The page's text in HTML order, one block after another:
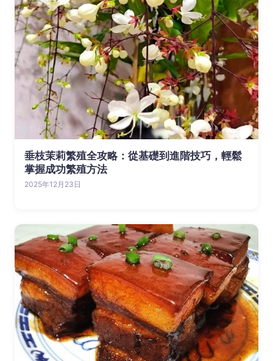
垂枝茉莉繁殖全攻略：從基礎到進階技巧，輕鬆
掌握成功繁殖方法
2025年12月23日